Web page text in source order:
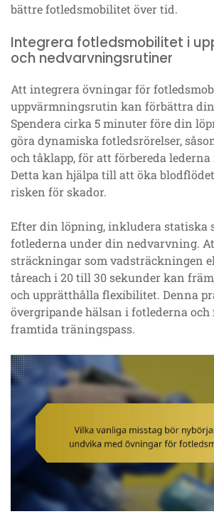
bättre fotledsmobilitet över tid.
Integrera fotledsmobilitet i
och nedvarvningsrutiner
Att integrera övningar för
uppvärmningsrutin kan förbättra
Spendera cirka 5 minuter före din
göra dynamiska fotledsrörelser,
och tåklapp, för att förbereda
Detta kan hjälpa till att öka
risken för skador.
Efter din löpning, inkludera statiska
fotlederna under din nedvarvning.
sträckningar som vadsträckningen
tåreach i 20 till 30 sekunder kan
och upprätthålla flexibilitet. Denna
övergripande hälsan i fotlederna
framtida träningspass.